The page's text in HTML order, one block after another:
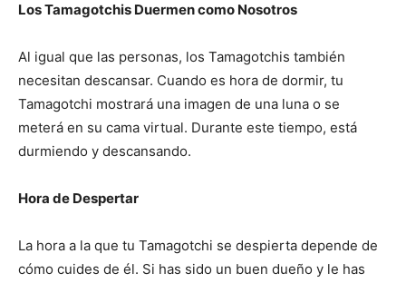
Los Tamagotchis Duermen como Nosotros
Al igual que las personas, los Tamagotchis también
necesitan descansar. Cuando es hora de dormir, tu
Tamagotchi mostrará una imagen de una luna o se
meterá en su cama virtual. Durante este tiempo, está
durmiendo y descansando.
Hora de Despertar
La hora a la que tu Tamagotchi se despierta depende de
cómo cuides de él. Si has sido un buen dueño y le has